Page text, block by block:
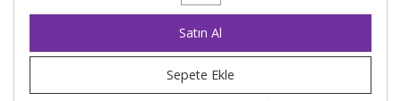
Satın Al
Sepete Ekle